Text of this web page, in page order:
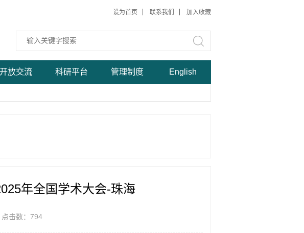
设为首页 联系我们 加入收藏
开放交流 科研平台 管理制度 English
年全国学术大会-珠海
点击数： 794